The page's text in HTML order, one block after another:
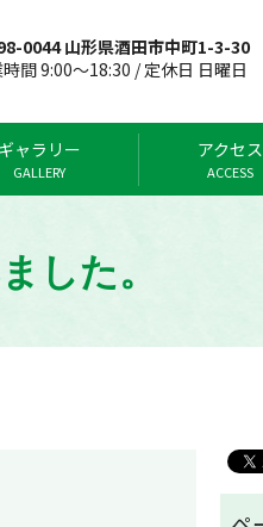
0044 山形県酒田市中町1-3-30
間 9:00～18:30 / 定休日 日曜日
ギャラリー
GALLERY
アクセス
ACCESS
した。